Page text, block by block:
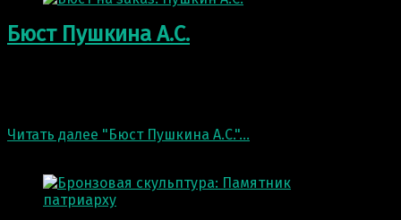
Бюст Пушкина А.С.
Читать далее "Бюст Пушкина А.С."…